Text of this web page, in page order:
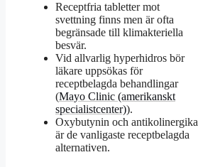
Receptfria tabletter mot
svettning finns men är ofta
begränsade till klimakteriella
besvär.
Vid allvarlig hyperhidros bör
läkare uppsökas för
receptbelagda behandlingar
(Mayo Clinic (amerikanskt
specialistcenter)).
Oxybutynin och antikolinergika
är de vanligaste receptbelagda
alternativen.